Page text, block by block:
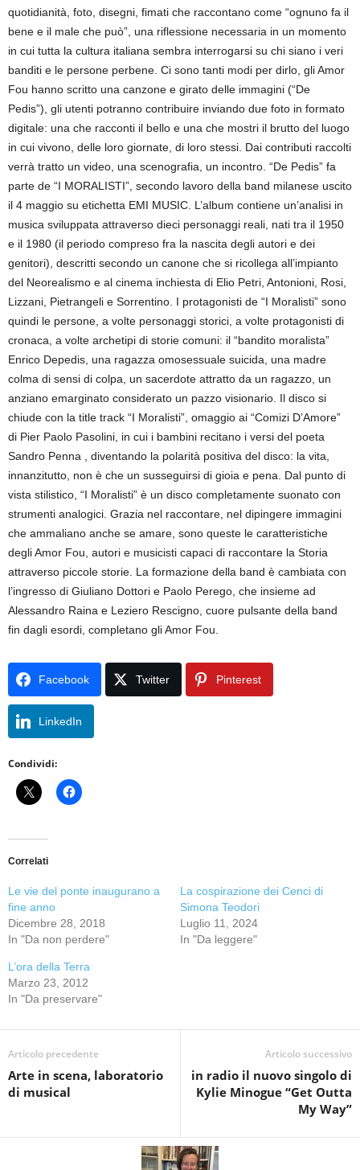
quotidianità, foto, disegni, fimati che raccontano come “ognuno fa il
bene e il male che può”, una riflessione necessaria in un momento
in cui tutta la cultura italiana sembra interrogarsi su chi siano i veri
banditi e le persone perbene. Ci sono tanti modi per dirlo, gli Amor
Fou hanno scritto una canzone e girato delle immagini (“De
Pedis”), gli utenti potranno contribuire inviando due foto in formato
digitale: una che racconti il bello e una che mostri il brutto del luogo
in cui vivono, delle loro giornate, di loro stessi. Dai contributi raccolti
verrà tratto un video, una scenografia, un incontro. “De Pedis” fa
parte de “I MORALISTI”, secondo lavoro della band milanese uscito
il 4 maggio su etichetta EMI MUSIC. L’album contiene un’analisi in
musica sviluppata attraverso dieci personaggi reali, nati tra il 1950
e il 1980 (il periodo compreso fra la nascita degli autori e dei
genitori), descritti secondo un canone che si ricollega all’impianto
del Neorealismo e al cinema inchiesta di Elio Petri, Antonioni, Rosi,
Lizzani, Pietrangeli e Sorrentino. I protagonisti de “I Moralisti” sono
quindi le persone, a volte personaggi storici, a volte protagonisti di
cronaca, a volte archetipi di storie comuni: il “bandito moralista”
Enrico Depedis, una ragazza omosessuale suicida, una madre
colma di sensi di colpa, un sacerdote attratto da un ragazzo, un
anziano emarginato considerato un pazzo visionario. Il disco si
chiude con la title track “I Moralisti”, omaggio ai “Comizi D’Amore”
di Pier Paolo Pasolini, in cui i bambini recitano i versi del poeta
Sandro Penna , diventando la polarità positiva del disco: la vita,
innanzitutto, non è che un susseguirsi di gioia e pena. Dal punto di
vista stilistico, “I Moralisti” è un disco completamente suonato con
strumenti analogici. Grazia nel raccontare, nel dipingere immagini
che ammaliano anche se amare, sono queste le caratteristiche
degli Amor Fou, autori e musicisti capaci di raccontare la Storia
attraverso piccole storie. La formazione della band è cambiata con
l’ingresso di Giuliano Dottori e Paolo Perego, che insieme ad
Alessandro Raina e Leziero Rescigno, cuore pulsante della band
fin dagli esordi, completano gli Amor Fou.
Facebook Twitter Pinterest
LinkedIn
Condividi:
Correlati
Le vie del ponte inaugurano a
fine anno
Dicembre 28, 2018
In "Da non perdere"
La cospirazione dei Cenci di
Simona Teodori
Luglio 11, 2024
In "Da leggere"
L’ora della Terra
Marzo 23, 2012
In "Da preservare"
Articolo precedente
Arte in scena, laboratorio
di musical
Articolo successivo
in radio il nuovo singolo di
Kylie Minogue “Get Outta
My Way”